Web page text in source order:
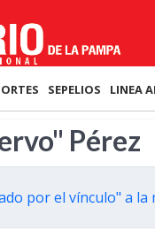
SEPELIOS LINEA
Pérez
por el vínculo" a la